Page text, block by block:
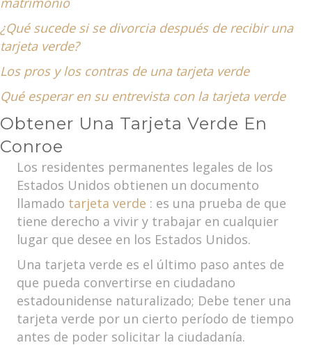
¿Qué sucede si se divorcia después de recibir una
tarjeta verde?
Los pros y los contras de una tarjeta verde
Qué esperar en su entrevista con la tarjeta verde
Obtener Una Tarjeta Verde En
Conroe
Los residentes permanentes legales de los
Estados Unidos obtienen un documento
llamado tarjeta verde : es una prueba de que
tiene derecho a vivir y trabajar en cualquier
lugar que desee en los Estados Unidos.
Una tarjeta verde es el último paso antes de
que pueda convertirse en ciudadano
estadounidense naturalizado; Debe tener una
tarjeta verde por un cierto período de tiempo
antes de poder solicitar la ciudadanía.